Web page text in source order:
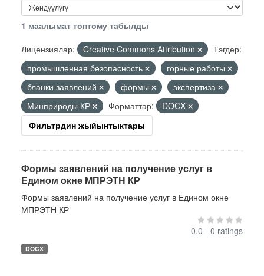
1 маалымат топтому табылды
Лицензиялар:
Creative Commons Attribution
Тэгдер:
промышленная безопасность
горные работы
бланки заявлений
формы
экспертиза
Минприроды КР
Форматтар:
DOCX
Фильтрдин жыйынтыктары
Формы заявлений на получение услуг в
Едином окне МПРЭТН КР
Формы заявлений на получение услуг в Едином окне
МПРЭТН КР
0.0 - 0 ratings
DOCX